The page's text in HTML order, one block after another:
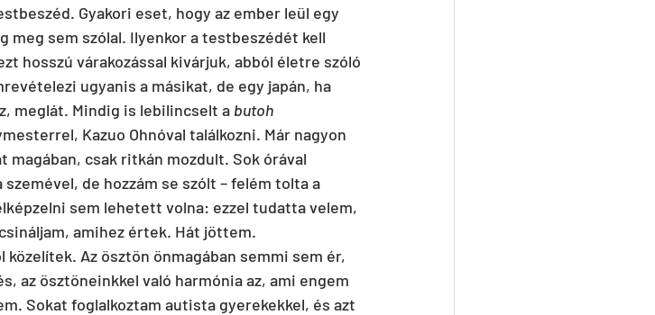
Gyakori eset, hogy az ember leül egy
meg sem szólal. Ilyenkor a testbeszédét kell
hosszú várakozással kivárjuk, abból életre szóló
ugyanis a másikat, de egy japán, ha
meglát. Mindig is lebilincselt a butoh
Kazuo Ohnóval találkozni. Már nagyon
csak ritkán mozdult. Sok órával
de hozzám se szólt – felém tolta a
sem lehetett volna: ezzel tudatta velem,
amihez értek. Hát jöttem.
Az ösztön önmagában semmi sem ér,
az ösztöneinkkel való harmónia az, ami engem
Sokat foglalkoztam autista gyerekekkel, és azt